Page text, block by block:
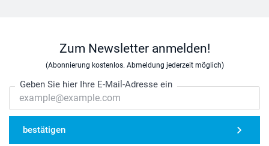
Zum Newsletter anmelden!
(Abonnierung kostenlos. Abmeldung jederzeit möglich)
Geben Sie hier Ihre E-Mail-Adresse ein
bestätigen